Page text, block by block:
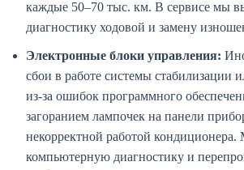
каждые 50–70 тыс. км. В сервисе мы
диагностику ходовой и замену
Электронные блоки управления:
сбои в работе системы стабилизации
из-за ошибок программного
загоранием лампочек на панели
некорректной работой
компьютерную диагностику и